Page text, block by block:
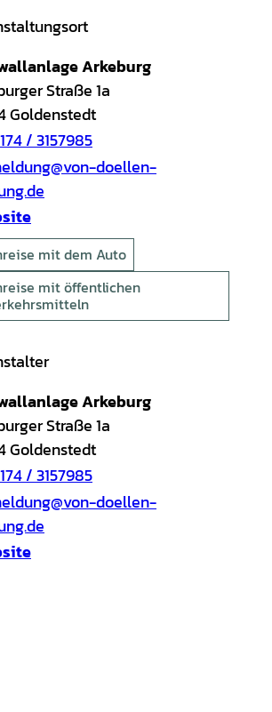
Arkeburg
Straße 1a
Goldenstedt
/ 3157985
doellen-
mit dem Auto
mit öffentlichen
Arkeburg
Straße 1a
Goldenstedt
/ 3157985
doellen-